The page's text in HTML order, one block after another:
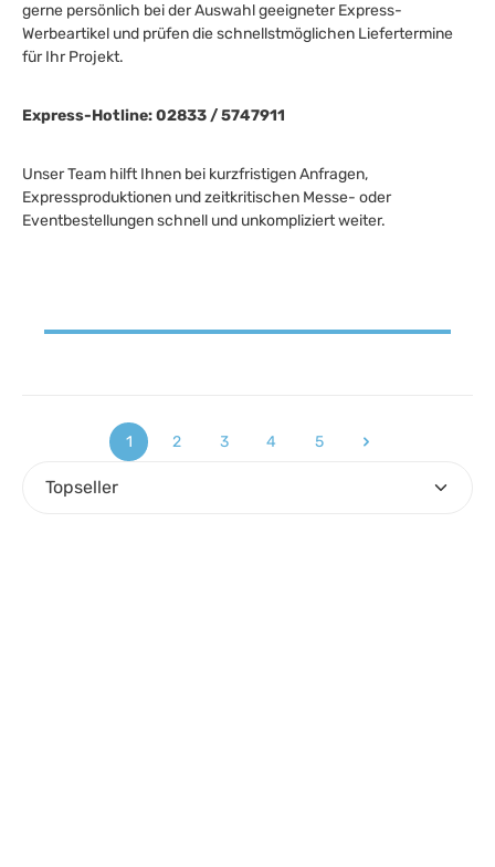
gerne persönlich bei der Auswahl geeigneter Express-
Werbeartikel und prüfen die schnellstmöglichen Liefertermine
für Ihr Projekt.
Express-Hotline: 02833 / 5747911
Unser Team hilft Ihnen bei kurzfristigen Anfragen,
Expressproduktionen und zeitkritischen Messe- oder
Eventbestellungen schnell und unkompliziert weiter.
Seite
1
Seite
2
Seite
3
Seite
4
Seite
5